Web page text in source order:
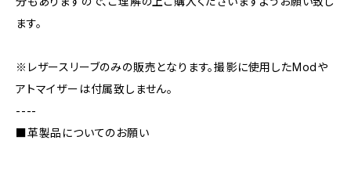
ます。
※レザースリーブのみの販売となります。撮影に使用したModや
アトマイザーは付属致しません。
----
■革製品についてのお願い